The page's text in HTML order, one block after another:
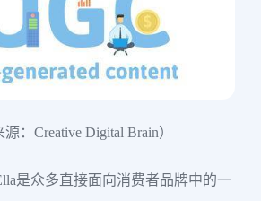
源：Creative Digital Brain）
是众多直接面向消费者品牌中的一